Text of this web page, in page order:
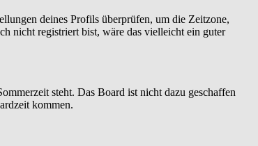
deines Profils überprüfen, um die Zeitzone,
nicht registriert bist, wäre das vielleicht ein guter
steht. Das Board ist nicht dazu geschaffen
kommen.